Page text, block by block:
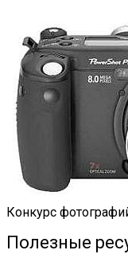
Конкурс
Полезные